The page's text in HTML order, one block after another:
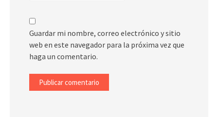
Guardar mi nombre, correo electrónico y sitio
web en este navegador para la próxima vez que
haga un comentario.